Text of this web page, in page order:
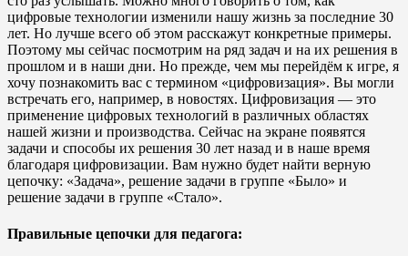
цифровые технологии изменили нашу жизнь за последние 30
лет. Но лучше всего об этом расскажут конкретные примеры.
Поэтому мы сейчас посмотрим на ряд задач и на их решения в
прошлом и в наши дни. Но прежде, чем мы перейдём к игре, я
хочу познакомить вас с термином «цифровизация». Вы могли
встречать его, например, в новостях. Цифровизация — это
применение цифровых технологий в различных областях
нашей жизни и производства. Сейчас на экране появятся
задачи и способы их решения 30 лет назад и в наше время
благодаря цифровизации. Вам нужно будет найти верную
цепочку: «Задача», решение задачи в группе «Было» и
решение задачи в группе «Стало».
Правильные цепочки для педагога: